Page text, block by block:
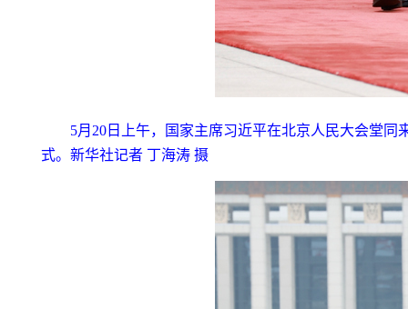
5月20日上午，国家主席习近平在北京人民大会堂
式。新华社记者 丁海涛 摄